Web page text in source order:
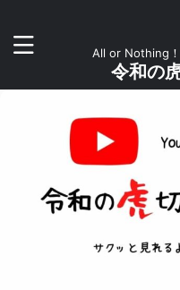
All or Nothing！
令和の